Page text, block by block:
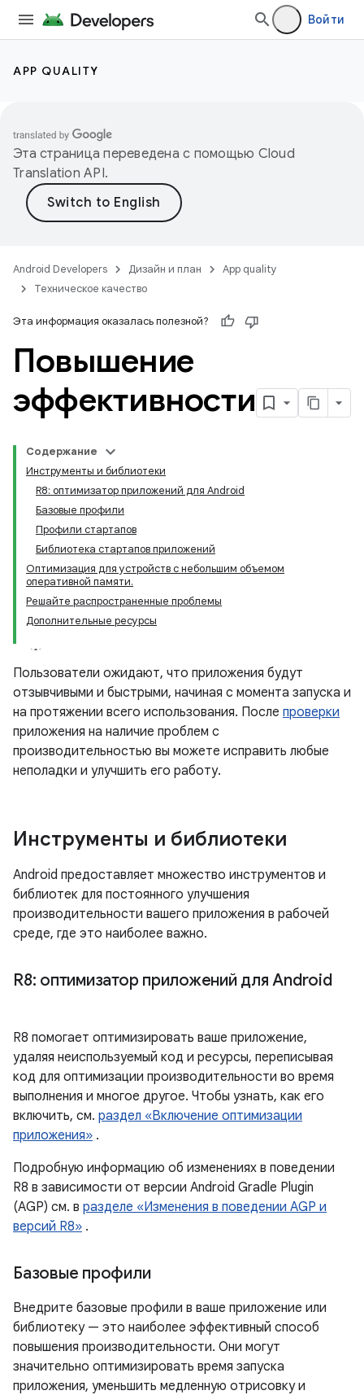
Войти
APP QUALITY
Эта страница переведена с помощью Cloud
Translation API.
Android Developers Дизайн и план
App quality
Техническое качество
Эта информация оказалась полезной?
Повышение
эффективности
Содержание
Инструменты и библиотеки
R8: оптимизатор приложений для Android
Базовые профили
Профили стартапов
Библиотека стартапов приложений
Оптимизация для устройств с небольшим объемом
оперативной памяти.
Решайте распространенные проблемы
Дополнительные ресурсы
Пользователи ожидают, что приложения будут
отзывчивыми и быстрыми, начиная с момента запуска и
на протяжении всего использования. После проверки
приложения на наличие проблем с
производительностью вы можете исправить любые
неполадки и улучшить его работу.
Инструменты и библиотеки
Android предоставляет множество инструментов и
библиотек для постоянного улучшения
производительности вашего приложения в рабочей
среде, где это наиболее важно.
R8: оптимизатор приложений для Android
R8 помогает оптимизировать ваше приложение,
удаляя неиспользуемый код и ресурсы, переписывая
код для оптимизации производительности во время
выполнения и многое другое. Чтобы узнать, как его
включить, см. раздел «Включение оптимизации
приложения» .
Подробную информацию об изменениях в поведении
R8 в зависимости от версии Android Gradle Plugin
(AGP) см. в разделе «Изменения в поведении AGP и
версий R8» .
Базовые профили
Внедрите базовые профили в ваше приложение или
библиотеку — это наиболее эффективный способ
повышения производительности. Они могут
значительно оптимизировать время запуска
приложения, уменьшить медленную отрисовку и